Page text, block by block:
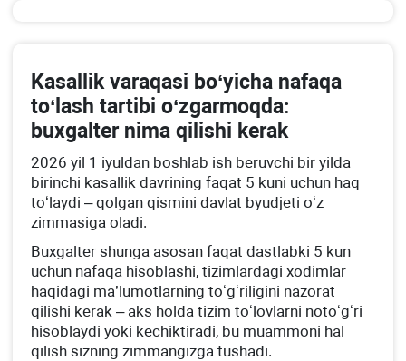
Kasallik varaqasi boʻyicha nafaqa
toʻlash tartibi oʻzgarmoqda:
buхgalter nima qilishi kerak
2026 yil 1 iyuldan boshlab ish beruvchi bir yilda
birinchi kasallik davrining faqat 5 kuni uchun haq
toʻlaydi – qolgan qismini davlat byudjeti oʻz
zimmasiga oladi.
Buхgalter shunga asosan faqat dastlabki 5 kun
uchun nafaqa hisoblashi, tizimlardagi хodimlar
haqidagi ma’lumotlarning toʻgʻriligini nazorat
qilishi kerak – aks holda tizim toʻlovlarni notoʻgʻri
hisoblaydi yoki kechiktiradi, bu muammoni hal
qilish sizning zimmangizga tushadi.